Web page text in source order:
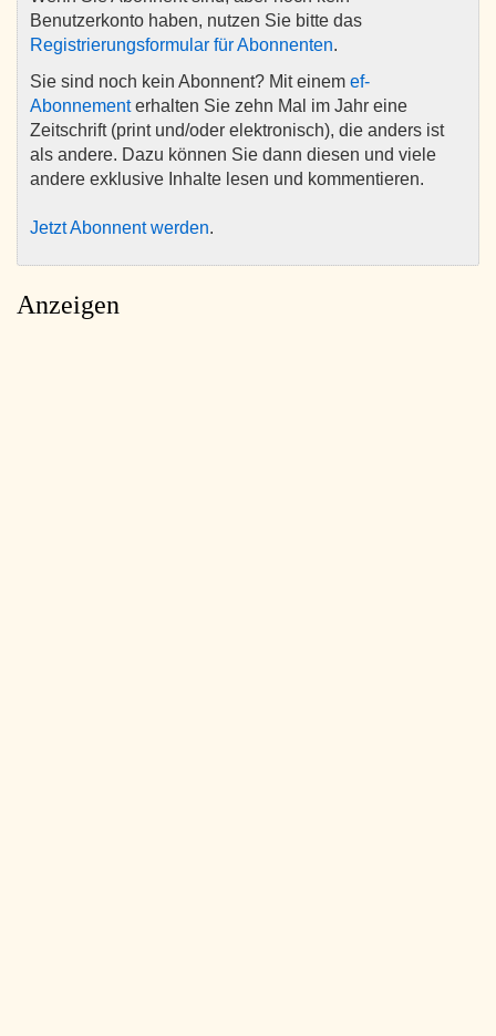
Benutzerkonto haben, nutzen Sie bitte das
Registrierungsformular für Abonnenten.
Sie sind noch kein Abonnent? Mit einem ef-
Abonnementerhalten Sie zehn Mal im Jahr eine
Zeitschrift (print und/oder elektronisch), die anders ist
als andere. Dazu können Sie dann diesen und viele
andere exklusive Inhalte lesen und kommentieren.
Jetzt Abonnent werden.
Anzeigen